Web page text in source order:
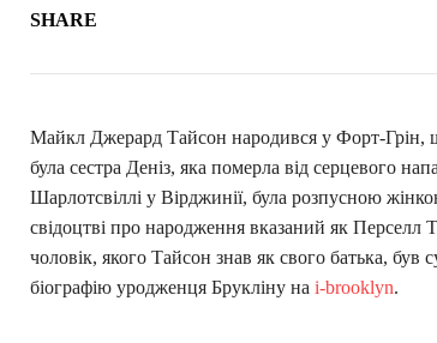
SHARE
Майкл Джерард Тайсон народився у Форт-Грін,
була сестра Деніз, яка померла від серцевого
Шарлотсвіллі у Вірджинії, була розпусною
свідоцтві про народження вказаний як
чоловік, якого Тайсон знав як свого батька, був
біографію уродженця Брукліну на i-brooklyn.